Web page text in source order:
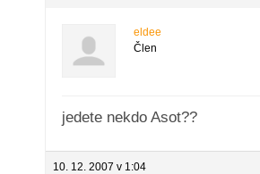
eldee
Člen
jedete nekdo Asot??
10. 12. 2007 v 1:04